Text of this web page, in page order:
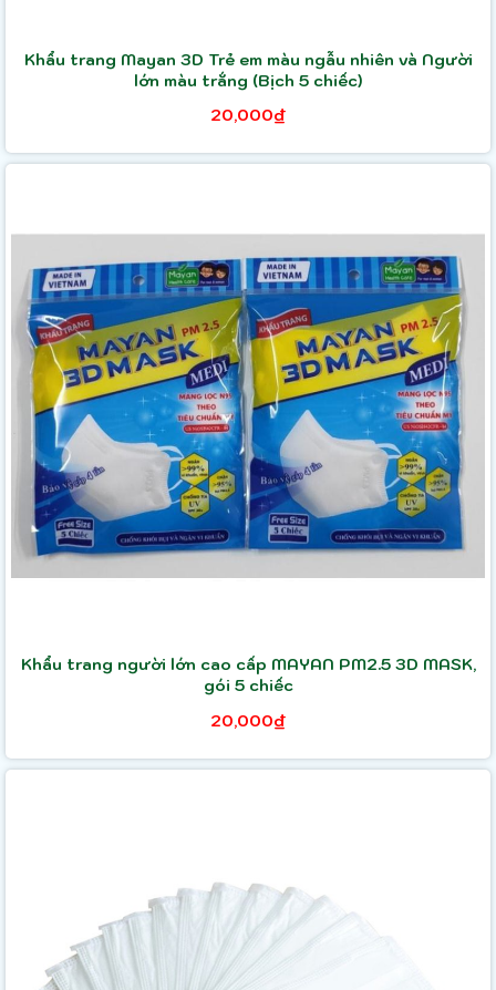
Khẩu trang Mayan 3D Trẻ em màu ngẫu nhiên và Người
lớn màu trắng (Bịch 5 chiếc)
20,000₫
Khẩu trang người lớn cao cấp MAYAN PM2.5 3D MASK,
gói 5 chiếc
20,000₫